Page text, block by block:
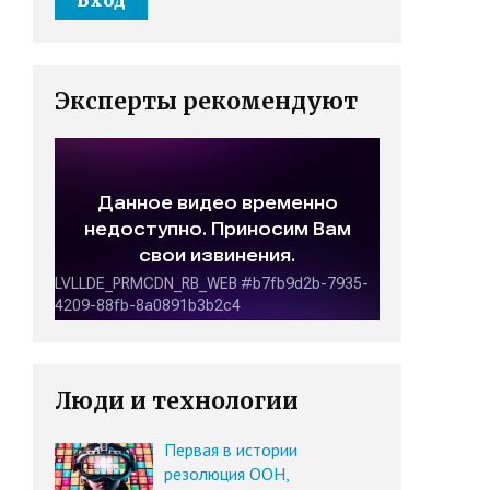
Эксперты рекомендуют
Люди и технологии
Первая в истории
резолюция ООН,